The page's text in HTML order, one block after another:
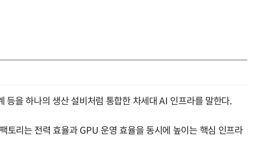
을 하나의 생산 설비처럼 통합한 차세대 AI 인프라를 말한다.
리는 전력 효율과 GPU 운영 효율을 동시에 높이는 핵심 인프라